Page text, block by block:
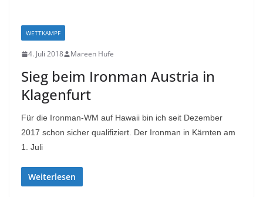
WETTKAMPF
4. Juli 2018 Mareen Hufe
Sieg beim Ironman Austria in
Klagenfurt
Für die Ironman-WM auf Hawaii bin ich seit Dezember
2017 schon sicher qualifiziert. Der Ironman in Kärnten am
1. Juli
Weiterlesen